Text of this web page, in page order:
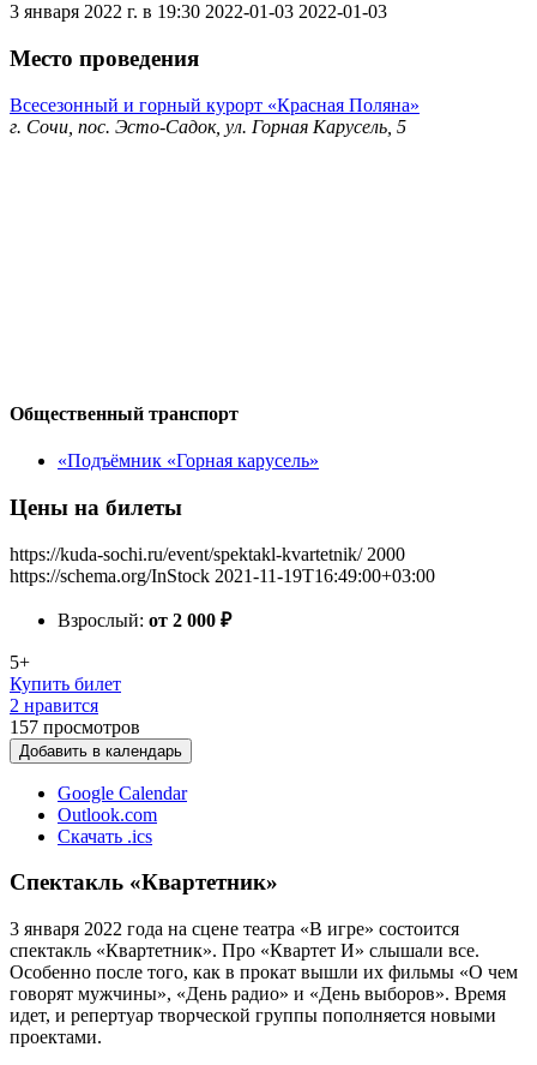
3 января 2022 г. в 19:30 2022-01-03 2022-01-03
Место проведения
Всесезонный и горный курорт «Красная Поляна»
г. Сочи, пос. Эсто-Садок, ул. Горная Карусель, 5
Общественный транспорт
«Подъёмник «Горная карусель»
Цены на билеты
https://kuda-sochi.ru/event/spektakl-kvartetnik/ 2000
https://schema.org/InStock 2021-11-19T16:49:00+03:00
Взрослый: от 2 000 ₽
5+
Купить билет
2 нравится
157 просмотров
Добавить в календарь
Google Calendar
Outlook.com
Скачать .ics
Спектакль «Квартетник»
3 января 2022 года на сцене театра «В игре» состоится
спектакль «Квартетник». Про «Квартет И» слышали все.
Особенно после того, как в прокат вышли их фильмы «О чем
говорят мужчины», «День радио» и «День выборов». Время
идет, и репертуар творческой группы пополняется новыми
проектами.